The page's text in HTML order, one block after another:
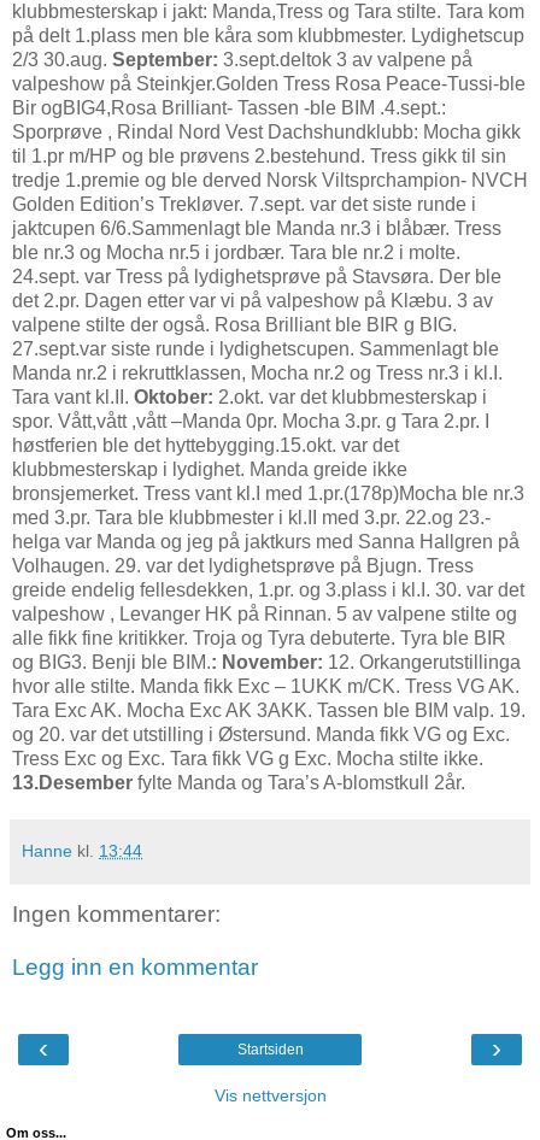
klubbmesterskap i jakt: Manda,Tress og Tara stilte. Tara kom
på delt 1.plass men ble kåra som klubbmester. Lydighetscup
2/3 30.aug. September: 3.sept.deltok 3 av valpene på
valpeshow på Steinkjer.Golden Tress Rosa Peace-Tussi-ble
Bir ogBIG4,Rosa Brilliant- Tassen -ble BIM .4.sept.:
Sporprøve , Rindal Nord Vest Dachshundklubb: Mocha gikk
til 1.pr m/HP og ble prøvens 2.bestehund. Tress gikk til sin
tredje 1.premie og ble derved Norsk Viltsprchampion- NVCH
Golden Edition’s Trekløver. 7.sept. var det siste runde i
jaktcupen 6/6.Sammenlagt ble Manda nr.3 i blåbær. Tress
ble nr.3 og Mocha nr.5 i jordbær. Tara ble nr.2 i molte.
24.sept. var Tress på lydighetsprøve på Stavsøra. Der ble
det 2.pr. Dagen etter var vi på valpeshow på Klæbu. 3 av
valpene stilte der også. Rosa Brilliant ble BIR g BIG.
27.sept.var siste runde i lydighetscupen. Sammenlagt ble
Manda nr.2 i rekruttklassen, Mocha nr.2 og Tress nr.3 i kl.I.
Tara vant kl.II. Oktober: 2.okt. var det klubbmesterskap i
spor. Vått,vått ,vått –Manda 0pr. Mocha 3.pr. g Tara 2.pr. I
høstferien ble det hyttebygging.15.okt. var det
klubbmesterskap i lydighet. Manda greide ikke
bronsjemerket. Tress vant kl.I med 1.pr.(178p)Mocha ble nr.3
med 3.pr. Tara ble klubbmester i kl.II med 3.pr. 22.og 23.-
helga var Manda og jeg på jaktkurs med Sanna Hallgren på
Volhaugen. 29. var det lydighetsprøve på Bjugn. Tress
greide endelig fellesdekken, 1.pr. og 3.plass i kl.I. 30. var det
valpeshow , Levanger HK på Rinnan. 5 av valpene stilte og
alle fikk fine kritikker. Troja og Tyra debuterte. Tyra ble BIR
og BIG3. Benji ble BIM.: November: 12. Orkangerutstillinga
hvor alle stilte. Manda fikk Exc – 1UKK m/CK. Tress VG AK.
Tara Exc AK. Mocha Exc AK 3AKK. Tassen ble BIM valp. 19.
og 20. var det utstilling i Østersund. Manda fikk VG og Exc.
Tress Exc og Exc. Tara fikk VG g Exc. Mocha stilte ikke.
13.Desember fylte Manda og Tara’s A-blomstkull 2år.
Hanne kl. 13:44
Ingen kommentarer:
Legg inn en kommentar
‹ ›
Startsiden
Vis nettversjon
Om oss...